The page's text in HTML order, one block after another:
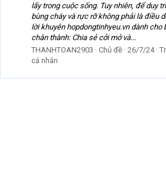
lấy trong cuộc sống. Tuy nhiên, để duy
bùng cháy và rực rỡ không phải là điều
lời khuyên hopdongtinhyeu.vn dành cho
chân thành: Chia sẻ cởi mở và...
THANHTOAN2903
Chủ đề 26/7/24
cá nhân